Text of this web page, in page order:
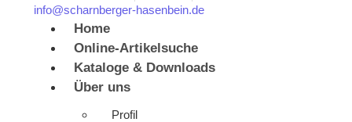
info@scharnberger-hasenbein.de
Home
Online-Artikelsuche
Kataloge & Downloads
Über uns
Profil